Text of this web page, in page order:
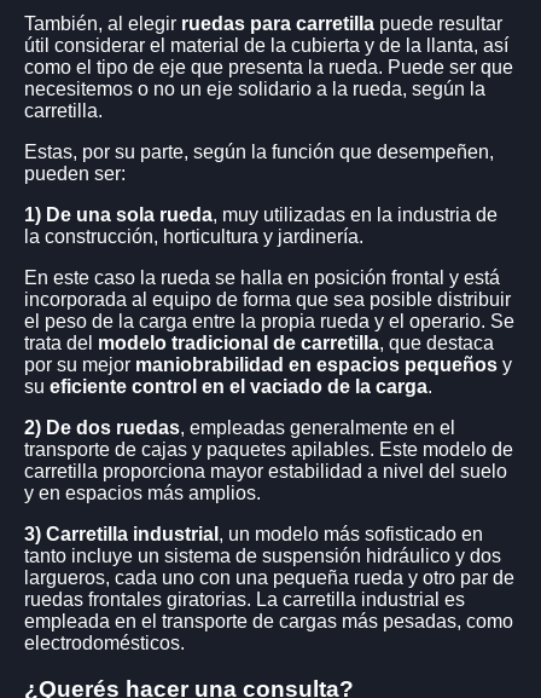
ZORRAS ESPECIALES(GALVANIZADAS Y ACERO
INOXIDABLE)
ZORRAS HIDRAULICAS
RUEDAS PARA CHANGOS
RUEDAS PARA CHANGOS
CARROS PARA PAQUETES(DE DOS RUEDAS)
CARROS
CARROS PARA TAMBORES
CARROS
CARROS REPOSITORES
CARROS
CARROS PARA BIDONES(4 - 8 BIDONES)
CARROS
CARROS REFORZADOS(TIPO VERDULERO)
CARROS
CARROS ZORRA 4 RUEDAS
CARROS
HORQUILLAS ESTAMPADAS
También, al elegir ruedas para carretilla puede resultar
útil considerar el material de la cubierta y de la llanta, así
como el tipo de eje que presenta la rueda. Puede ser que
necesitemos o no un eje solidario a la rueda, según la
carretilla.
Estas, por su parte, según la función que desempeñen,
pueden ser:
1) De una sola rueda, muy utilizadas en la industria de
la construcción, horticultura y jardinería.
En este caso la rueda se halla en posición frontal y está
incorporada al equipo de forma que sea posible distribuir
el peso de la carga entre la propia rueda y el operario. Se
trata del modelo tradicional de carretilla, que destaca
por su mejor maniobrabilidad en espacios pequeños y
su eficiente control en el vaciado de la carga.
2) De dos ruedas, empleadas generalmente en el
transporte de cajas y paquetes apilables. Este modelo de
carretilla proporciona mayor estabilidad a nivel del suelo
y en espacios más amplios.
3) Carretilla industrial , un modelo más sofisticado en
tanto incluye un sistema de suspensión hidráulico y dos
largueros, cada uno con una pequeña rueda y otro par de
ruedas frontales giratorias. La carretilla industrial es
empleada en el transporte de cargas más pesadas, como
electrodomésticos.
¿Querés hacer una consulta?